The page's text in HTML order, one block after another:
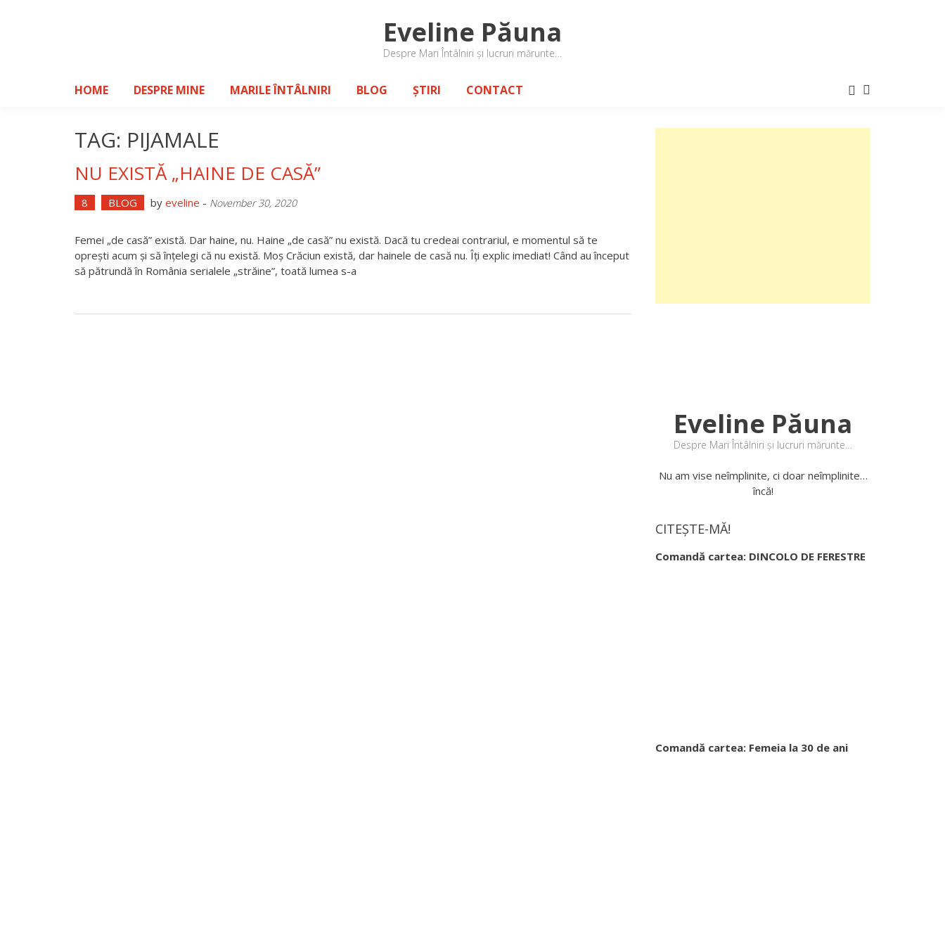
Eveline Păuna
Despre Mari Întâlniri și lucruri mărunte…
HOME DESPRE MINE MARILE ÎNTÂLNIRI BLOG ȘTIRI CONTACT
TAG: PIJAMALE
NU EXISTĂ „HAINE DE CASĂ”
8 BLOG by eveline - November 30, 2020
Femei „de casă” există. Dar haine, nu. Haine „de casă” nu există. Dacă tu credeai contrariul, e momentul să te
oprești acum și să înțelegi că nu există. Moș Crăciun există, dar hainele de casă nu. Îți explic imediat! Când au început
să pătrundă în România serialele „străine”, toată lumea s-a
Eveline Păuna
Despre Mari Întâlniri și lucruri mărunte…
Nu am vise neîmplinite, ci doar neîmplinite…
încă!
CITEȘTE-MĂ!
Comandă cartea: DINCOLO DE FERESTRE
Comandă cartea: Femeia la 30 de ani